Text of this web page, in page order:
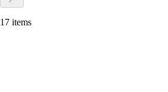
17 items